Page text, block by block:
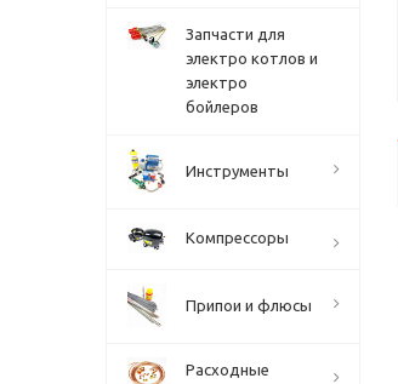
Запчасти для
электро котлов и
электро
бойлеров
Инструменты
Компрессоры
Припои и флюсы
Расходные